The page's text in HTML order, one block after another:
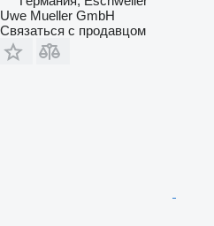
Uwe Mueller GmbH
Связаться с продавцом